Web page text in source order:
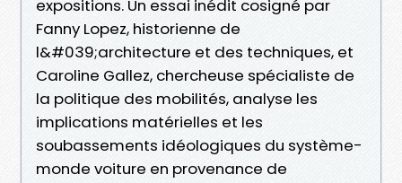
expositions. Un essai inédit cosigné par
Fanny Lopez, historienne de
l&#039;architecture et des techniques, et
Caroline Gallez, chercheuse spécialiste de
la politique des mobilités, analyse les
implications matérielles et les
soubassements idéologiques du système-
monde voiture en provenance de